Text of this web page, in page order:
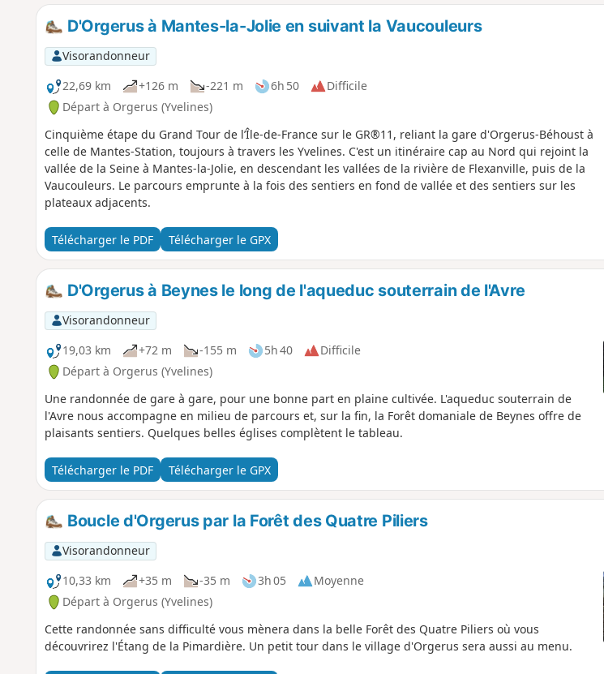
D'Orgerus à Mantes-la-Jolie en suivant la Vaucouleurs
Visorandonneur
22,69 km
+126 m -221 m 6h 50
Difficile
Départ à Orgerus (Yvelines)
Cinquième étape du Grand Tour de l’Île-de-France sur le GR®11, reliant la gare d'Orgerus-Béhoust à
celle de Mantes-Station, toujours à travers les Yvelines. C'est un itinéraire cap au Nord qui rejoint la
vallée de la Seine à Mantes-la-Jolie, en descendant les vallées de la rivière de Flexanville, puis de la
Vaucouleurs. Le parcours emprunte à la fois des sentiers en fond de vallée et des sentiers sur les
plateaux adjacents.
Télécharger le PDF Télécharger le GPX
D'Orgerus à Beynes le long de l'aqueduc souterrain de l'Avre
Visorandonneur
19,03 km
+72 m -155 m 5h 40
Difficile
Départ à Orgerus (Yvelines)
Une randonnée de gare à gare, pour une bonne part en plaine cultivée. L'aqueduc souterrain de
l'Avre nous accompagne en milieu de parcours et, sur la fin, la Forêt domaniale de Beynes offre de
plaisants sentiers. Quelques belles églises complètent le tableau.
Télécharger le PDF Télécharger le GPX
Boucle d'Orgerus par la Forêt des Quatre Piliers
Visorandonneur
10,33 km
+35 m -35 m 3h 05
Moyenne
Départ à Orgerus (Yvelines)
Cette randonnée sans difficulté vous mènera dans la belle Forêt des Quatre Piliers où vous
découvrirez l'Étang de la Pimardière. Un petit tour dans le village d'Orgerus sera aussi au menu.